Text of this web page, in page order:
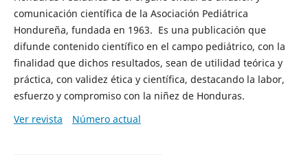
comunicación científica de la Asociación Pediátrica
Hondureña, fundada en 1963. Es una publicación que
difunde contenido científico en el campo pediátrico, con la
finalidad que dichos resultados, sean de utilidad teórica y
práctica, con validez ética y científica, destacando la labor,
esfuerzo y compromiso con la niñez de Honduras.
Ver revista
Número actual